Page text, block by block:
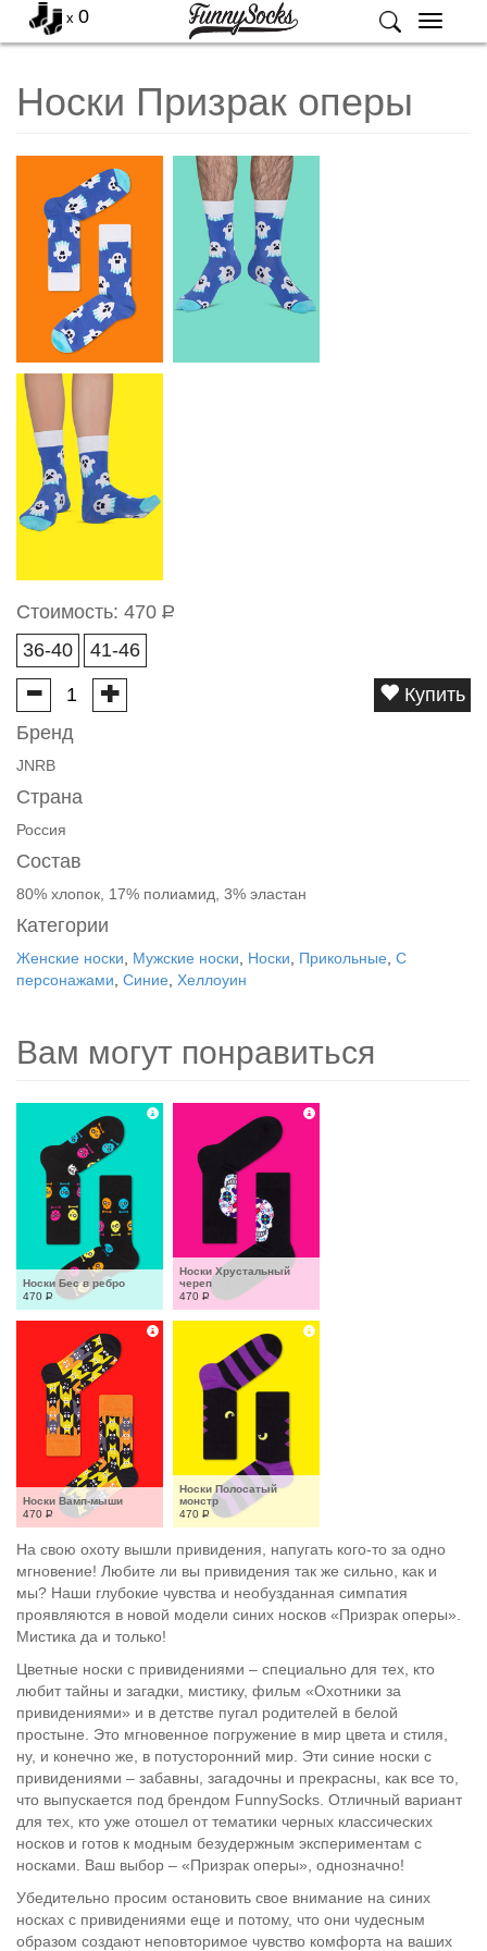
Меню
x 0
Носки Призрак оперы
Стоимость: 470 Р
36-40
41-46
Купить
Бренд
JNRB
Страна
Россия
Состав
80% хлопок, 17% полиамид, 3% эластан
Категории
Женские носки Мужские носки Носки Прикольные С
персонажами Синие Хеллоуин
Вам могут понравиться
Носки Бес в ребро
470 Р
Носки Хрустальный
череп
470 Р
Носки Вамп-мыши
470 Р
Носки Полосатый
монстр
470 Р
На свою охоту вышли привидения, напугать кого-то за одно
мгновение! Любите ли вы привидения так же сильно, как и
мы? Наши глубокие чувства и необузданная симпатия
проявляются в новой модели синих носков «Призрак оперы».
Мистика да и только!
Цветные носки с привидениями – специально для тех, кто
любит тайны и загадки, мистику, фильм «Охотники за
привидениями» и в детстве пугал родителей в белой
простыне. Это мгновенное погружение в мир цвета и стиля,
ну, и конечно же, в потусторонний мир. Эти синие носки с
привидениями – забавны, загадочны и прекрасны, как все то,
что выпускается под брендом FunnySocks. Отличный вариант
для тех, кто уже отошел от тематики черных классических
носков и готов к модным безудержным экспериментам с
носками. Ваш выбор – «Призрак оперы», однозначно!
Убедительно просим остановить свое внимание на синих
носках с привидениями еще и потому, что они чудесным
образом создают неповторимое чувство комфорта на ваших